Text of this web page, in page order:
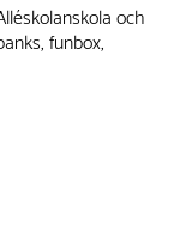
och
funbox,